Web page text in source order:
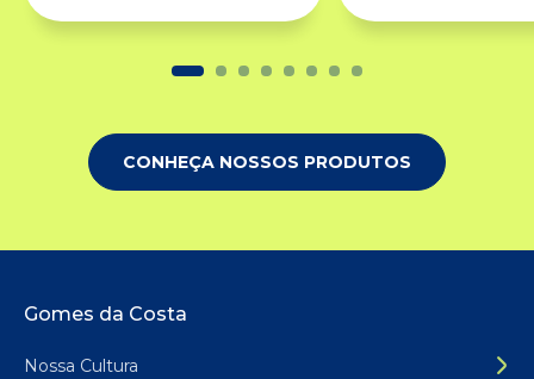
CONHEÇA NOSSOS PRODUTOS
Rodapé do site
Gomes da Costa
Nossa Cultura